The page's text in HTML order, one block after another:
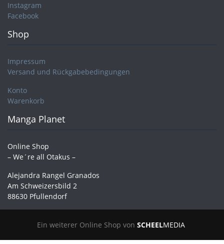
Instagram
Facebook
Shop
Impressum
Versand und Rückgabebedingungen
Konto
Warenkorb
Manga Planet
Online Shop
– We´re all Otakus –
Alejandra Rangel Granados
Am Schweizersbild 2
88630 Pfullendorf
Ein weiterer Online Shop von SCHEELMEDIA